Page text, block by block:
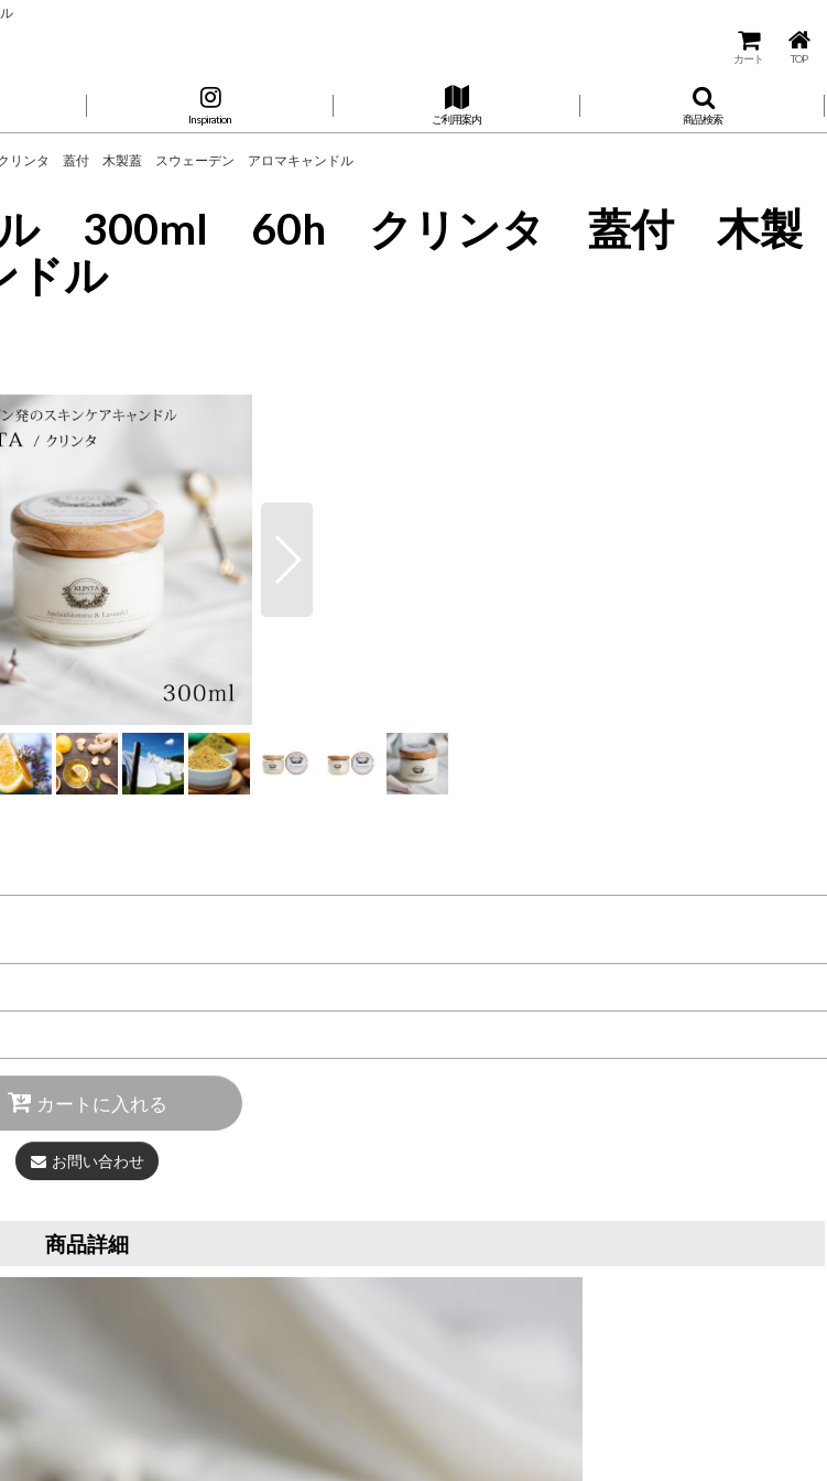
ル
カート TOP
Inspiration ご利用案内 商品検索
リンタ 蓋付 木製蓋 スウェーデン アロマキャンドル
ドル 300ml 60h クリンタ 蓋付 木製
ドル
カートに入れる
お問い合わせ
商品詳細